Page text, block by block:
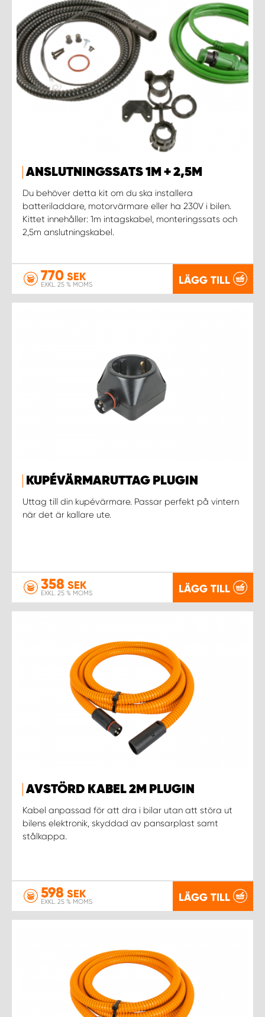
ANSLUTNINGSSATS 1M + 2,5M
Du behöver detta kit om du ska installera
batteriladdare, motorvärmare eller ha 230V i bilen.
Kittet innehåller: 1m intagskabel, monteringssats och
2,5m anslutningskabel.
770 SEK
EXKL. 25 % MOMS LÄGG TILL
KUPÉVÄRMARUTTAG PLUGIN
Uttag till din kupévärmare. Passar perfekt på vintern
när det är kallare ute.
358 SEK
EXKL. 25 % MOMS LÄGG TILL
AVSTÖRD KABEL 2M PLUGIN
Kabel anpassad för att dra i bilar utan att störa ut
bilens elektronik, skyddad av pansarplast samt
stålkappa.
598 SEK
EXKL. 25 % MOMS LÄGG TILL